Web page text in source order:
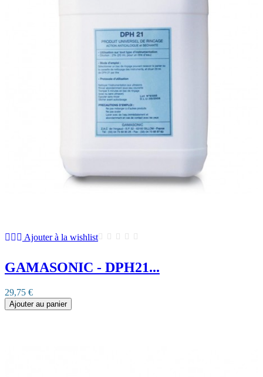
Ajouter à la wishlist
GAMASONIC - DPH21...
29,75 €
Ajouter au panier